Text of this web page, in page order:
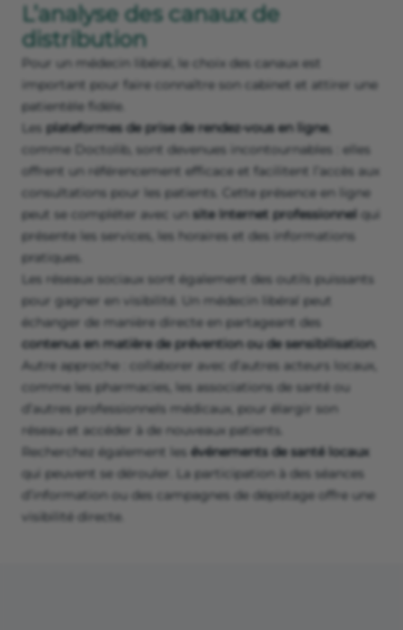
L’analyse des canaux de
distribution
Pour un médecin libéral, le choix des canaux est
important pour faire connaître son cabinet et attirer une
patientèle fidèle.
Les plateformes de prise de rendez-vous en ligne,
comme Doctolib, sont devenues incontournables : elles
offrent un référencement efficace et facilitent l’accès aux
consultations pour les patients. Cette présence en ligne
peut se compléter avec un site Internet professionnel qui
présente les services, les horaires et des informations
pratiques.
Les réseaux sociaux sont également des outils puissants
pour gagner en visibilité. Un médecin libéral peut
échanger de manière directe en partageant des
contenus en matière de prévention ou de sensibilisation.
Autre approche : collaborer avec d’autres acteurs locaux,
comme les pharmacies, les associations de santé ou
d’autres professionnels médicaux, pour élargir son
réseau et accéder à de nouveaux patients.
Recherchez également les événements de santé locaux
qui peuvent se dérouler. La participation à des séances
d’information ou des campagnes de dépistage offre une
visibilité directe.